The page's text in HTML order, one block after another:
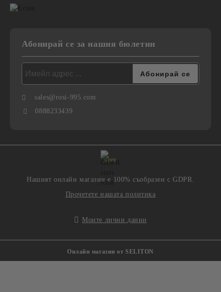
Абонирай се за нашия бюлетин
sales@rosi-995.com
0888233439
GDPR
Нашият онлайн магазин е 100% съобразен с GDPR.
Прочетете нашата политика
Моите лични данни
Онлайн магазин от SELITON